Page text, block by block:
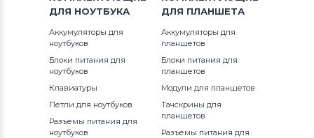
Блоки питания для мониторов
Блоки питания для мониторов
ДЛЯ НОУТБУКА
Аккумуляторы для
ноутбуков
Блоки питания для
ноутбуков
Клавиатуры
Петли для ноутбуков
Разъемы питания для
ноутбуков
ДЛЯ ПЛАНШЕТА
Аккумуляторы для
планшетов
Блоки питания для
планшетов
Модули для планшетов
Тачскрины для
планшетов
Разъемы питания для